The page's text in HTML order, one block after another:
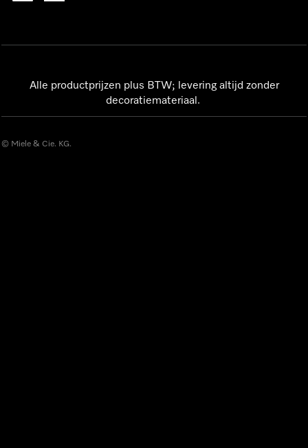
Alle productprijzen plus BTW; levering altijd zonder
decoratiemateriaal.
© Miele & Cie. KG.